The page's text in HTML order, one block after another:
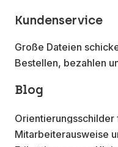
Kundenservice
Große Dateien
Bestellen, bezahlen
Blog